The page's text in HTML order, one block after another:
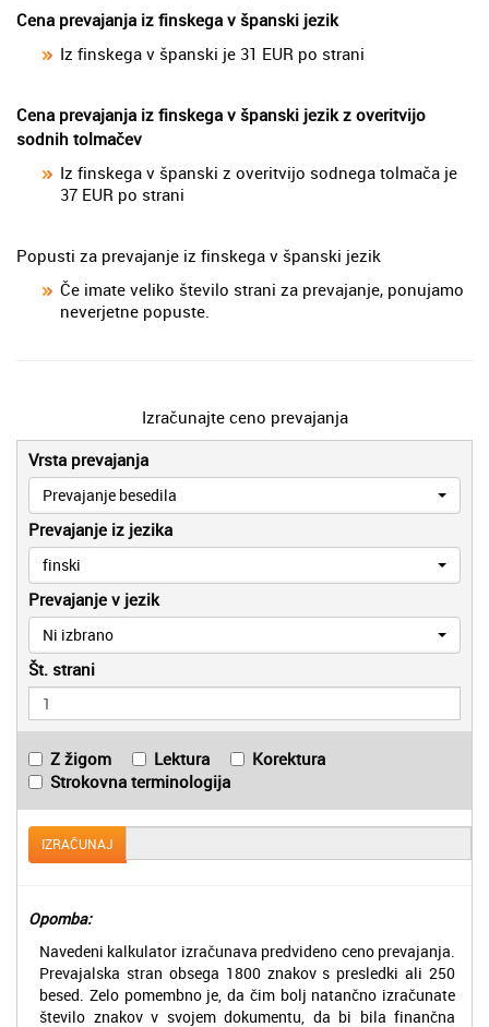
Cena prevajanja iz finskega v španski jezik
Iz finskega v španski je 31 EUR po strani
Cena prevajanja iz finskega v španski jezik z overitvijo
sodnih tolmačev
Iz finskega v španski z overitvijo sodnega tolmača je
37 EUR po strani
Popusti za prevajanje iz finskega v španski jezik
Če imate veliko število strani za prevajanje, ponujamo
neverjetne popuste.
Izračunajte ceno prevajanja
Vrsta prevajanja
Prevajanje besedila
Prevajanje iz jezika
finski
Prevajanje v jezik
Ni izbrano
Št. strani
Z žigom Lektura
Korektura
Strokovna terminologija
IZRAČUNAJ
Opomba:
Navedeni kalkulator izračunava predvideno ceno prevajanja.
Prevajalska stran obsega 1800 znakov s presledki ali 250
besed. Zelo pomembno je, da čim bolj natančno izračunate
število znakov v svojem dokumentu, da bi bila finančna